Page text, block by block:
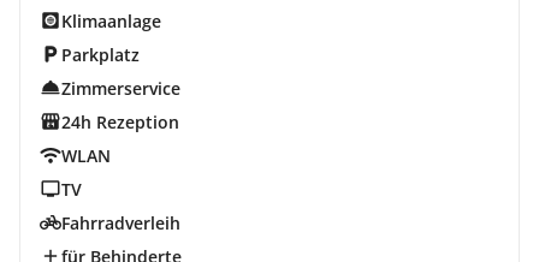
Klimaanlage
Parkplatz
Zimmerservice
24h Rezeption
WLAN
TV
Fahrradverleih
für Behinderte